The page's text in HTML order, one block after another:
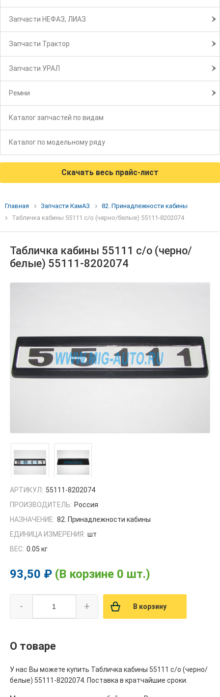
Запчасти НЕФАЗ, ЛИАЗ
Запчасти Трактор
Запчасти УРАЛ
Ремни
Каталог запчастей по видам
Каталог по модельному ряду
Скачать весь прайс-лист
Главная Запчасти КамАЗ
82. Принадлежности кабины
Табличка кабины 55111 с/о (черно/белые) 55111-8202074
Табличка кабины 55111 с/о (черно/
белые) 55111-8202074
АРТИКУЛ: 55111-8202074
ПРОИЗВОДИТЕЛЬ: Россия
НАЗНАЧЕНИЕ: 82. Принадлежности кабины
ЕДИНИЦА ИЗМЕРЕНИЯ: шт
ВЕС: 0.05 кг
93,50 ₽ (В корзине 0 шт.)
- + В корзину
О товаре
У нас Вы можете купить Табличка кабины 55111 с/о (черно/
белые) 55111-8202074. Поставка в кратчайшие сроки.